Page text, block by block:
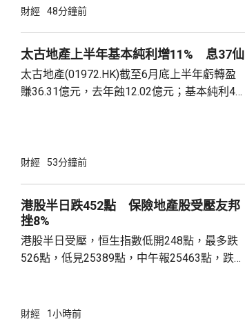
一個論壇上表示，預計到2030年前，全球記憶
想像的發展速度深感擔憂，形容現時形勢緊
迫，而南韓的半導體產業仍然有能力擴張，政
府應該透過投資電力和供水等基礎設施...
財經 48分鐘前
太古地產上半年基本純利增11% 息37仙
太古地產(01972.HK)截至6月底上半年虧轉盈
賺36.31億元，去年蝕12.02億元；基本純利49
動不大；零售物業租金收入37.68億元，按年
1.8%；物業買賣收入22億元，按年增29%。
太古表示，基...
財經 53分鐘前
港股半日跌452點 保險地產股受壓友邦
挫8%
港股半日受壓，恒生指數低開248點，最多跌
526點，低見25389點，中午報25463點，跌
報道指，內地對境外保單收益徵稅20%，保險
財經 1小時前